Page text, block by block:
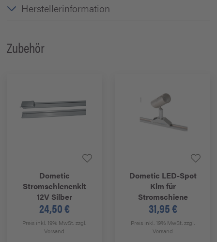
Herstellerinformation
Zubehör
Dometic
Stromschienenkit
12V Silber
24,50 €
Preis inkl. 19% MwSt.zzgl.
Versand
Dometic LED-Spot
Kim für
Stromschiene
31,95 €
Preis inkl. 19% MwSt.zzgl.
Versand